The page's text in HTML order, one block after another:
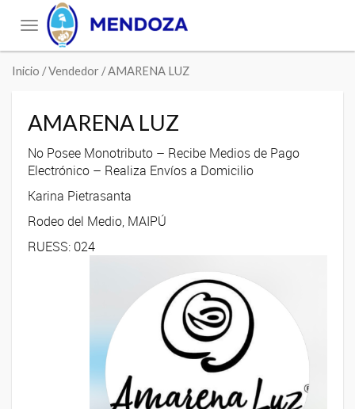
Toggle
navigation
Inicio / Vendedor / AMARENA LUZ
AMARENA LUZ
No Posee Monotributo – Recibe Medios de Pago
Electrónico – Realiza Envíos a Domicilio
Karina Pietrasanta
Rodeo del Medio, MAIPÚ
RUESS: 024